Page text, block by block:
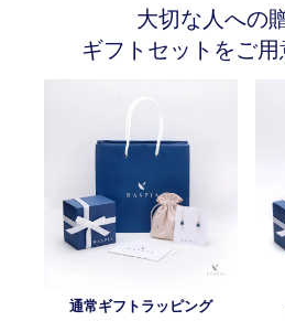
大切な人への
ギフトセットをご
通常ギフトラッピング